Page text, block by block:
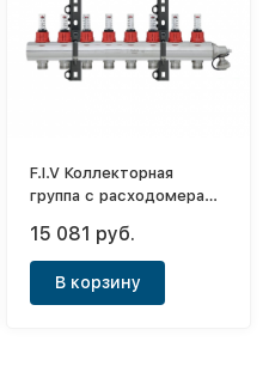
F.I.V Коллекторная
группа с расходомерами
15 081 руб.
В корзину